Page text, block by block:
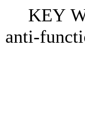
KEY
anti-